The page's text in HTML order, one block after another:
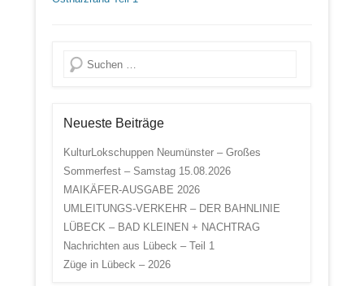
Suche
Neueste Beiträge
KulturLokschuppen Neumünster – Großes
Sommerfest – Samstag 15.08.2026
MAIKÄFER-AUSGABE 2026
UMLEITUNGS-VERKEHR – DER BAHNLINIE
LÜBECK – BAD KLEINEN + NACHTRAG
Nachrichten aus Lübeck – Teil 1
Züge in Lübeck – 2026